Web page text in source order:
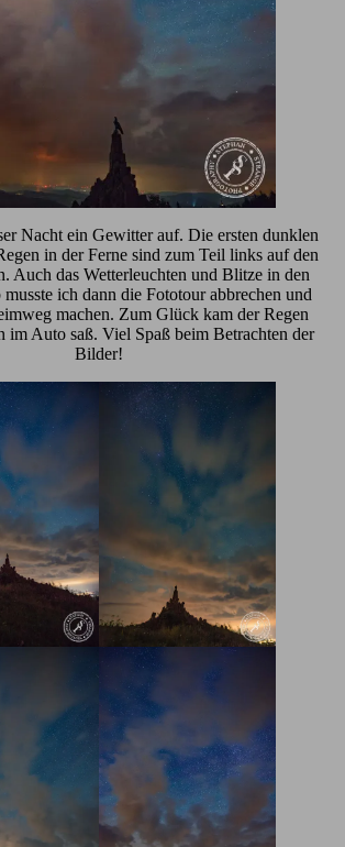
Nacht ein Gewitter auf. Die ersten dunklen
in der Ferne sind zum Teil links auf den
Auch das Wetterleuchten und Blitze in den
ich dann die Fototour abbrechen und
machen. Zum Glück kam der Regen
im Auto saß. Viel Spaß beim Betrachten der
Bilder!